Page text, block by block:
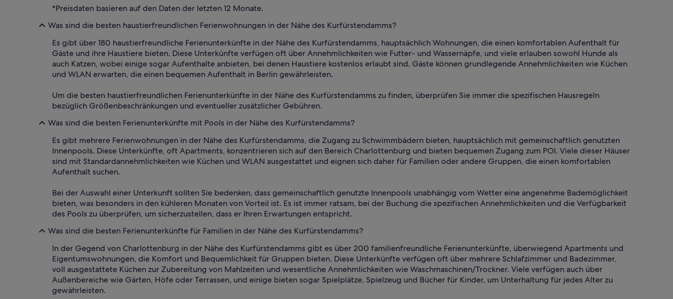
*Preisdaten basieren auf den Daten der letzten 12 Monate.
Was sind die besten haustierfreundlichen Ferienwohnungen in der Nähe des Kurfürstendamms?
Es gibt über 180 haustierfreundliche Ferienunterkünfte in der Nähe des Kurfürstendamms, hauptsächlich Wohnungen, die einen komfortablen Aufenthalt für
Gäste und ihre Haustiere bieten. Diese Unterkünfte verfügen oft über Annehmlichkeiten wie Futter- und Wassernäpfe, und viele erlauben sowohl Hunde als
auch Katzen, wobei einige sogar Aufenthalte anbieten, bei denen Haustiere kostenlos erlaubt sind. Gäste können grundlegende Annehmlichkeiten wie Küchen
und WLAN erwarten, die einen bequemen Aufenthalt in Berlin gewährleisten.
Um die besten haustierfreundlichen Ferienunterkünfte in der Nähe des Kurfürstendamms zu finden, überprüfen Sie immer die spezifischen Hausregeln
bezüglich Größenbeschränkungen und eventueller zusätzlicher Gebühren.
Was sind die besten Ferienunterkünfte mit Pools in der Nähe des Kurfürstendamms?
Es gibt mehrere Ferienwohnungen in der Nähe des Kurfürstendamms, die Zugang zu Schwimmbädern bieten, hauptsächlich mit gemeinschaftlich genutzten
Innenpools. Diese Unterkünfte, oft Apartments, konzentrieren sich auf den Bereich Charlottenburg und bieten bequemen Zugang zum POI. Viele dieser Häuser
sind mit Standardannehmlichkeiten wie Küchen und WLAN ausgestattet und eignen sich daher für Familien oder andere Gruppen, die einen komfortablen
Aufenthalt suchen.
Bei der Auswahl einer Unterkunft sollten Sie bedenken, dass gemeinschaftlich genutzte Innenpools unabhängig vom Wetter eine angenehme Bademöglichkeit
bieten, was besonders in den kühleren Monaten von Vorteil ist. Es ist immer ratsam, bei der Buchung die spezifischen Annehmlichkeiten und die Verfügbarkeit
des Pools zu überprüfen, um sicherzustellen, dass er Ihren Erwartungen entspricht.
Was sind die besten Ferienunterkünfte für Familien in der Nähe des Kurfürstendamms?
In der Gegend von Charlottenburg in der Nähe des Kurfürstendamms gibt es über 200 familienfreundliche Ferienunterkünfte, überwiegend Apartments und
Eigentumswohnungen, die Komfort und Bequemlichkeit für Gruppen bieten. Diese Unterkünfte verfügen oft über mehrere Schlafzimmer und Badezimmer,
voll ausgestattete Küchen zur Zubereitung von Mahlzeiten und wesentliche Annehmlichkeiten wie Waschmaschinen/Trockner. Viele verfügen auch über
Außenbereiche wie Gärten, Höfe oder Terrassen, und einige bieten sogar Spielplätze, Spielzeug und Bücher für Kinder, um Unterhaltung für jedes Alter zu
gewährleisten.